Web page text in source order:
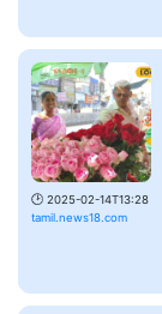
🕑 2025-02-14T13:28
tamil.news18.com